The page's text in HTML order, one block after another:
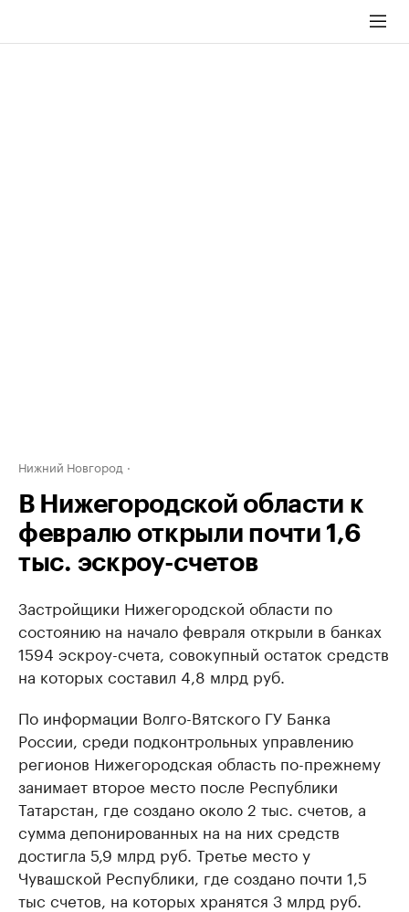
Нижний Новгород
В Нижегородской области к
февралю открыли почти 1,6
тыс. эскроу-счетов
Застройщики Нижегородской области по
состоянию на начало февраля открыли в банках
1594 эскроу-счета, совокупный остаток средств
на которых составил 4,8 млрд руб.
По информации Волго-Вятского ГУ Банка
России, среди подконтрольных управлению
регионов Нижегородская область по-прежнему
занимает второе место после Республики
Татарстан, где создано около 2 тыс. счетов, а
сумма депонированных на на них средств
достигла 5,9 млрд руб. Третье место у
Чувашской Республики, где создано почти 1,5
тыс счетов, на которых хранятся 3 млрд руб.